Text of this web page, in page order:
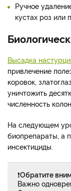
Ручное
кустах роз или
Высадка
привлечение
коровок,
уничтожить
численность
На следующем
биопрепараты, а
инсектициды.
❗Обратите
Важно